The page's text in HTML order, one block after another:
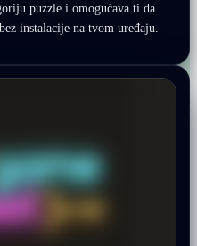
puzzle i omogućava ti da
instalacije na tvom uređaju.